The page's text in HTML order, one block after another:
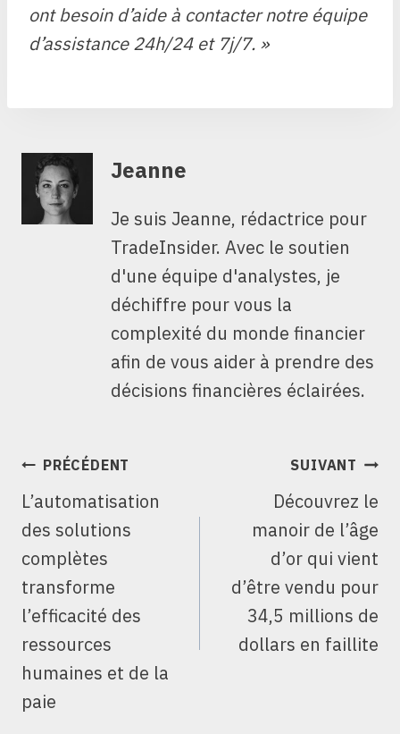
ont besoin d’aide à contacter notre équipe
d’assistance 24h/24 et 7j/7. »
Jeanne
Je suis Jeanne, rédactrice pour
TradeInsider. Avec le soutien
d'une équipe d'analystes, je
déchiffre pour vous la
complexité du monde financier
afin de vous aider à prendre des
décisions financières éclairées.
NAVIGATION
L’ARTICLE
PRÉCÉDENT
L’automatisation
des solutions
complètes
transforme
l’efficacité des
ressources
humaines et de la
paie
SUIVANT
Découvrez le
manoir de l’âge
d’or qui vient
d’être vendu pour
34,5 millions de
dollars en faillite